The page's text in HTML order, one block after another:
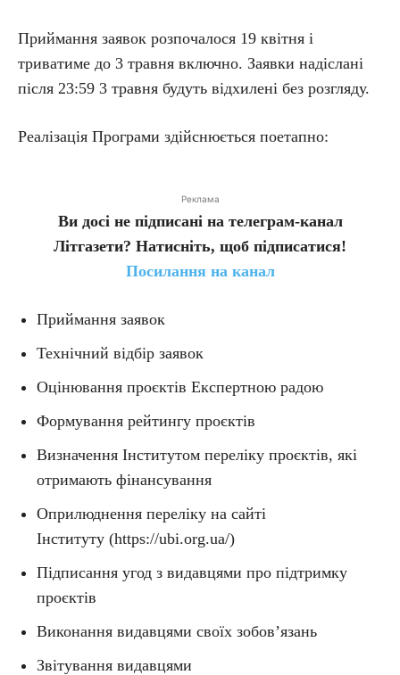
Приймання заявок розпочалося 19 квітня і
триватиме до 3 травня включно. Заявки надіслані
після 23:59 3 травня будуть відхилені без розгляду.
Реалізація Програми здійснюється поетапно:
Реклама
Ви досі не підписані на телеграм-канал
Літгазети? Натисніть, щоб підписатися!
Посилання на канал
Приймання заявок
Технічний відбір заявок
Оцінювання проєктів Експертною радою
Формування рейтингу проєктів
Визначення Інститутом переліку проєктів, які
отримають фінансування
Оприлюднення переліку на сайті
Інституту (https://ubi.org.ua/)
Підписання угод з видавцями про підтримку
проєктів
Виконання видавцями своїх зобов’язань
Звітування видавцями